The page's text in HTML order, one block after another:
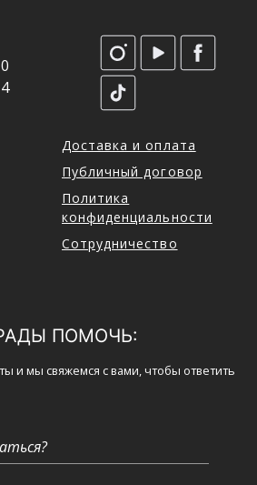
Доставка и оплата
Публичный договор
Политика
конфиденциальности
Сотрудничество
ПОМОЧЬ:
и мы свяжемся с вами, чтобы ответить